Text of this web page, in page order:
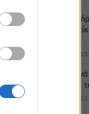
Γενικός
04/08/2026 -
UBS:
τιμή
04/08/2026 -